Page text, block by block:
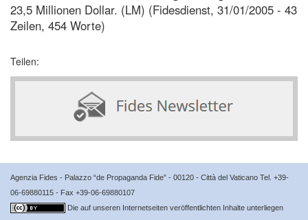
23,5 Millionen Dollar. (LM) (Fidesdienst, 31/01/2005 - 43
Zeilen, 454 Worte)
Teilen:
Agenzia Fides - Palazzo “de Propaganda Fide” - 00120 - Città del Vaticano Tel. +39-
06-69880115 - Fax +39-06-69880107
Die auf unseren Internetseiten veröffentlichten Inhalte unterliegen